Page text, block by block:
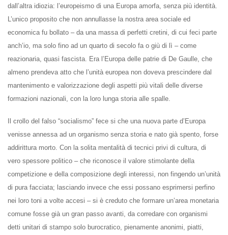
dall’altra idiozia: l’europeismo di una Europa amorfa, senza più identità.
L’unico proposito che non annullasse la nostra area sociale ed
economica fu bollato – da una massa di perfetti cretini, di cui feci parte
anch’io, ma solo fino ad un quarto di secolo fa o giù di lì – come
reazionaria, quasi fascista. Era l’Europa delle patrie di De Gaulle, che
almeno prendeva atto che l’unità europea non doveva prescindere dal
mantenimento e valorizzazione degli aspetti più vitali delle diverse
formazioni nazionali, con la loro lunga storia alle spalle.
Il crollo del falso “socialismo” fece si che una nuova parte d’Europa
venisse annessa ad un organismo senza storia e nato già spento, forse
addirittura morto. Con la solita mentalità di tecnici privi di cultura, di
vero spessore politico – che riconosce il valore stimolante della
competizione e della composizione degli interessi, non fingendo un’unità
di pura facciata; lasciando invece che essi possano esprimersi perfino
nei loro toni a volte accesi – si è creduto che formare un’area monetaria
comune fosse già un gran passo avanti, da corredare con organismi
detti unitari di stampo solo burocratico, pienamente anonimi, piatti,